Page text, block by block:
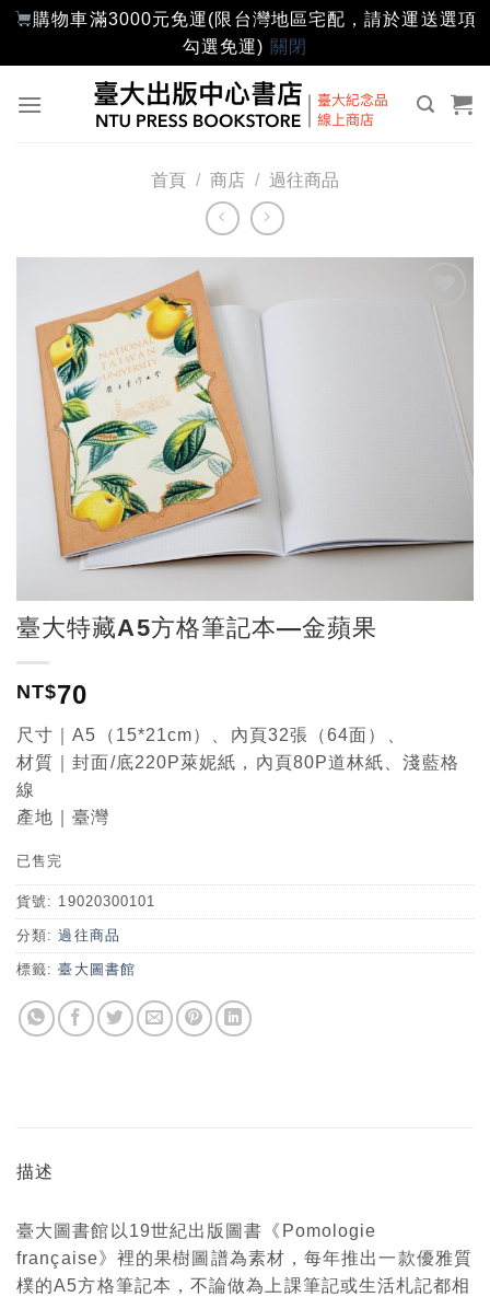
購物車滿3000元免運(限台灣地區宅配，請於運送選項
勾選免運) 關閉
首頁 / 商店 / 過往商品
加入
「願
望輕
單」
臺大特藏A5方格筆記本—金蘋果
NT$70
尺寸｜A5（15*21cm）、內頁32張（64面）、
材質｜封面/底220P萊妮紙，內頁80P道林紙、淺藍格
線
產地｜臺灣
已售完
貨號: 19020300101
分類:過往商品
標籤:臺大圖書館
描述
臺大圖書館以19世紀出版圖書《Pomologie
française》裡的果樹圖譜為素材，每年推出一款優雅質
樸的A5方格筆記本，不論做為上課筆記或生活札記都相